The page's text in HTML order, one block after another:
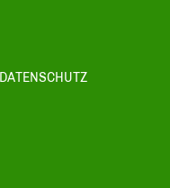
DATENSCHUTZ